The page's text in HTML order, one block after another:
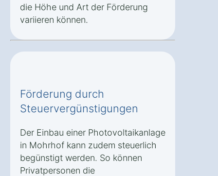
die Höhe und Art der Förderung
variieren können.
Förderung durch
Steuervergünstigungen
Der Einbau einer Photovoltaikanlage
in Mohrhof kann zudem steuerlich
begünstigt werden. So können
Privatpersonen die